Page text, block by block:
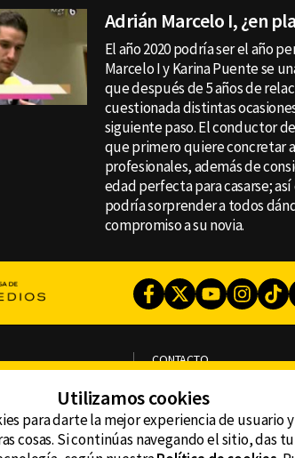
Adrián Marcelo I, ¿en
El año 2020 podría ser el año
Marcelo I y Karina Puente se
que después de 5 años de
cuestionada distintas
siguiente paso. El conductor
que primero quiere concretar
profesionales, además de
edad perfecta para casarse;
podría sorprender a todos
compromiso a su novia.
Facebook
TwitterYoutube
CONTACTO
AVISO DE PRIVACIDAD
AVISO LEGAL
DEFENSORÍA DE LAS
Utilizamos cookies
para darte la mejor experiencia de usuario
cosas. Si continúas navegando el sitio, das